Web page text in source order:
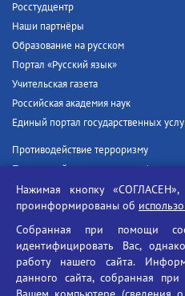
Росстудцентр
Наши партнёры
Образование на русском
Портал «Русский язык»
Учительская газета
Российская академия наук
Единый портал государственных
Противодействие терроризму
Противодействие угрозам
Социальные ролики - Генеральная
Противодействие коррупции
БГУ против наркотиков
Брянский
имени академика
Нажимая кнопку
проинформированы об
Собранная при помощи
идентифицировать Вас,
работу нашего сайта.
данного сайта, собранная